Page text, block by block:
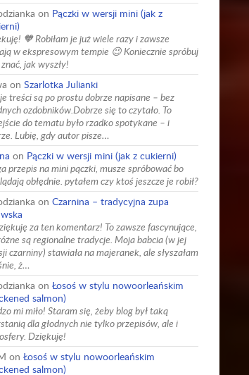
on Pączki w wersji mini (jak z
🧡 Robiłam je już wiele razy i zawsze
w ekspresowym tempie 😉 Koniecznie spróbuj
jak wyszły!
on Szarlotka Julianki
treści są po prostu dobrze napisane – bez
ozdobników.Dobrze się to czytało. To
do tematu było rzadko spotykane – i
Lubię, gdy autor pisze…
on Pączki w wersji mini (jak z cukierni)
przepis na mini pączki, musze spróbować bo
obłędnie. pytałem czy ktoś jeszcze je robił?
on Czarnina – tradycyjna zupa
za ten komentarz! To zawsze fascynujące,
są regionalne tradycje. Moja babcia (w jej
czarniny) stawiała na majeranek, ale słyszałam
ż…
on Łosoś w stylu nowoorleańskim
salmon)
mi miło! Staram się, żeby blog był taką
dla głodnych nie tylko przepisów, ale i
Dziękuję!
on Łosoś w stylu nowoorleańskim
salmon)